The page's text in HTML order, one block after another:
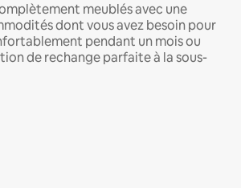
meublés avec une
dont vous avez besoin pour
pendant un mois ou
de rechange parfaite à la sous-